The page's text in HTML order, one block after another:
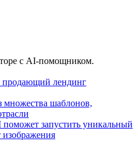
с AI-помощником.
продающий лендинг
множества шаблонов,
поможет запустить уникальный
изображения